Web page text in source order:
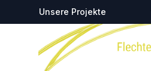
Zentralstellen-Projekte
Startseite